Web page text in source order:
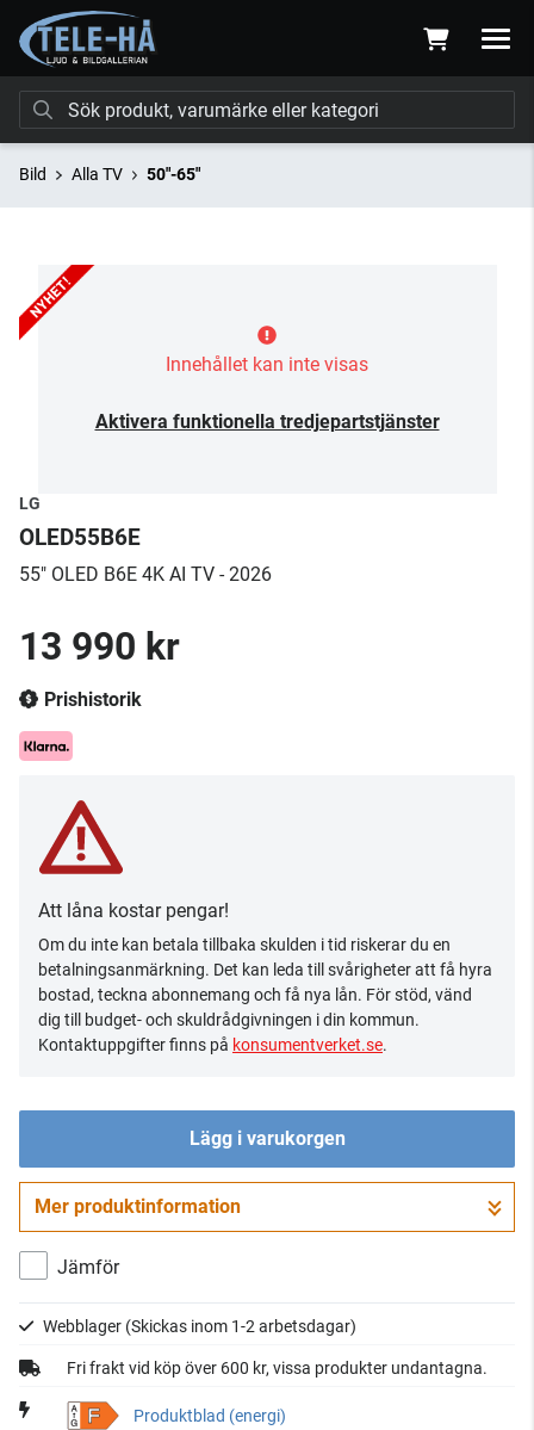
Bild Alla TV 50"-65"
Innehållet kan inte visas
Aktivera funktionella tredjepartstjänster
LG
OLED55B6E
55" OLED B6E 4K AI TV - 2026
13 990 kr
Prishistorik
Att låna kostar pengar!
Om du inte kan betala tillbaka skulden i tid riskerar du en
betalningsanmärkning. Det kan leda till svårigheter att få hyra
bostad, teckna abonnemang och få nya lån. För stöd, vänd
dig till budget- och skuldrådgivningen i din kommun.
Kontaktuppgifter finns på konsumentverket.se.
Lägg i varukorgen
Gå till kassan
Mer produktinformation
Jämför
Webblager (Skickas inom 1-2 arbetsdagar)
Fri frakt vid köp över 600 kr, vissa produkter undantagna.
F Produktblad (energi)